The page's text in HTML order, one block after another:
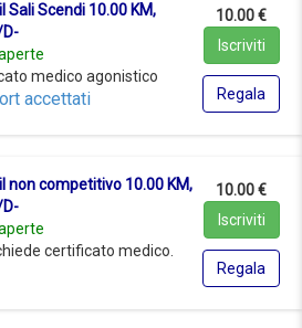
Sali Scendi 10.00 KM,
medico agonistico
accettati
10.00 €
Iscriviti
Regala
non competitivo 10.00 KM,
certificato medico.
10.00 €
Iscriviti
Regala